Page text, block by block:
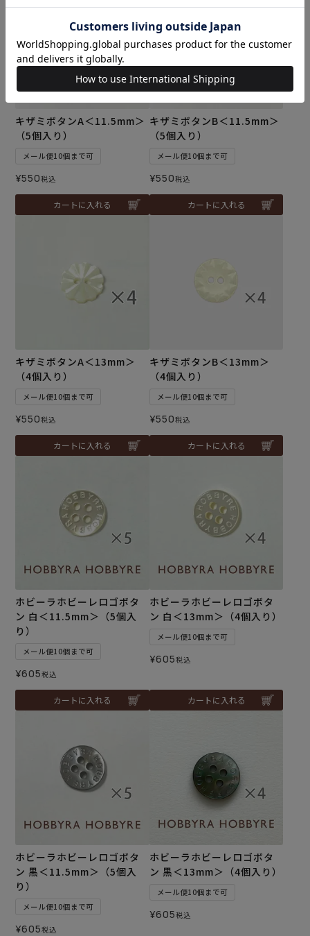
キザミボタンA＜11.5mm＞
（5個入り）
メール便10個まで可
¥550税込
カートに入れる
キザミボタンB＜11.5mm＞
（5個入り）
メール便10個まで可
¥550税込
カートに入れる
キザミボタンA＜13mm＞
（4個入り）
メール便10個まで可
¥550税込
カートに入れる
キザミボタンB＜13mm＞
（4個入り）
メール便10個まで可
¥550税込
カートに入れる
ホビーラホビーレロゴボタ
ン 白＜11.5mm＞（5個入
り）
メール便10個まで可
¥605税込
カートに入れる
ホビーラホビーレロゴボタ
ン 白＜13mm＞（4個入り）
メール便10個まで可
¥605税込
カートに入れる
ホビーラホビーレロゴボタ
ン 黒＜11.5mm＞（5個入
り）
メール便10個まで可
¥605税込
ホビーラホビーレロゴボタ
ン 黒＜13mm＞（4個入り）
メール便10個まで可
¥605税込